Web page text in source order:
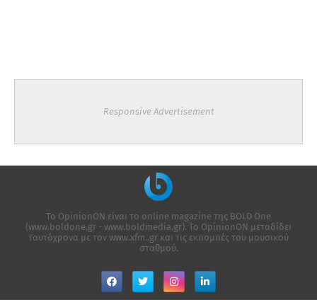
Responsive Advertisement
Το OpinionON είναι το online magazine της ΒΟLD One
(www.boldone.gr - www.boldmedia.gr). Το OpinionON μεταδίδει
ταυτόχρονα με τον www.xfm..gr και τις εκπομπές του μουσικού
σταθμού.